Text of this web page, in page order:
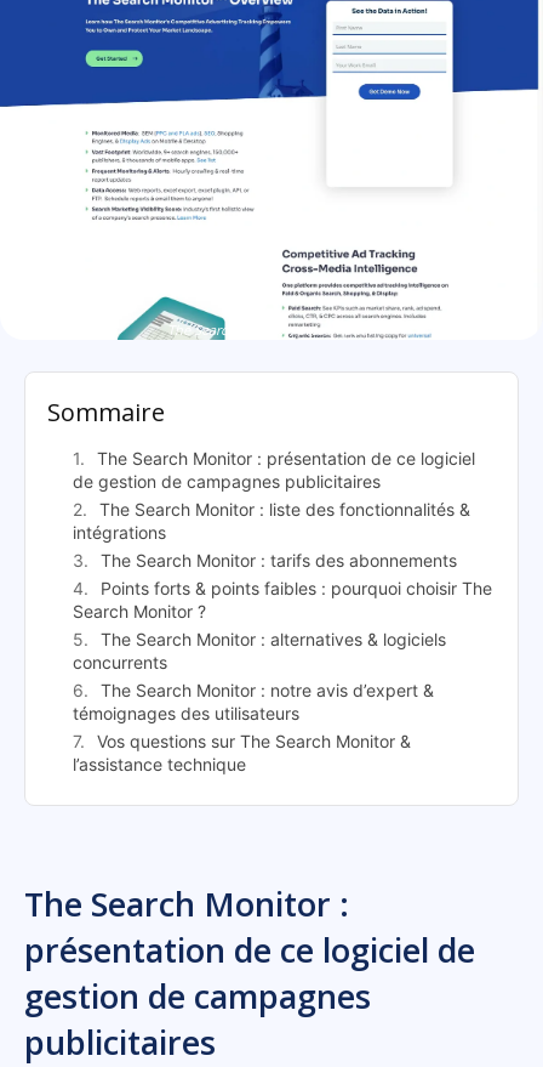
The Search Monitor: présentation
Sommaire
The Search Monitor : présentation de ce logiciel
de gestion de campagnes publicitaires
The Search Monitor : liste des fonctionnalités &
intégrations
The Search Monitor : tarifs des abonnements
Points forts & points faibles : pourquoi choisir The
Search Monitor ?
The Search Monitor : alternatives & logiciels
concurrents
The Search Monitor : notre avis d’expert &
témoignages des utilisateurs
Vos questions sur The Search Monitor &
l’assistance technique
The Search Monitor :
présentation de ce logiciel de
gestion de campagnes
publicitaires